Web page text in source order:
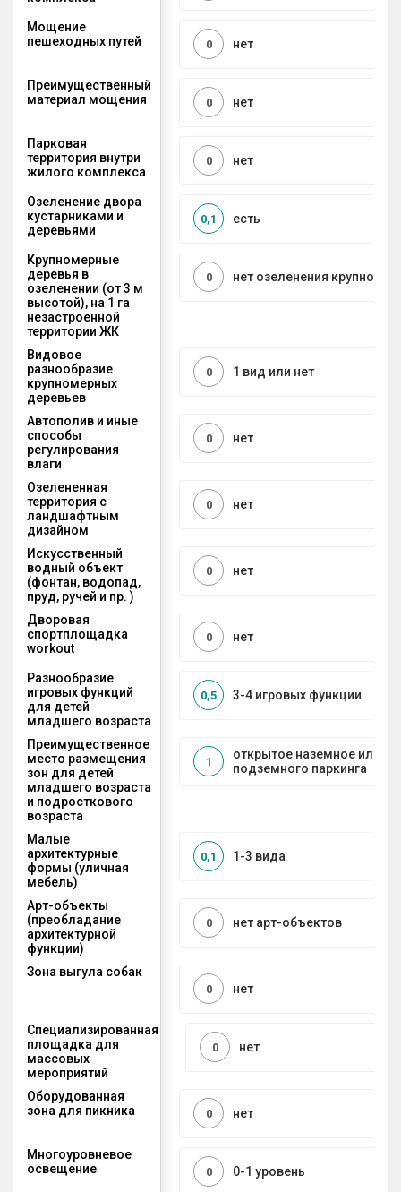
Мощение
пешеходных путей
нет
0
Преимущественный
материал мощения
нет
0
Парковая
территория внутри
жилого комплекса
нет
0
Озеленение двора
кустарниками и
деревьями
есть
0,1
Крупномерные
деревья в
озеленении (от 3 м
высотой), на 1 га
незастроенной
территории ЖК
нет озеленения
0
Видовое
разнообразие
крупномерных
деревьев
1 вид или нет
0
Автополив и иные
способы
регулирования
влаги
нет
0
Озелененная
территория с
ландшафтным
дизайном
нет
0
Искусственный
водный объект
(фонтан, водопад,
пруд, ручей и пр. )
нет
0
Дворовая
спортплощадка
workout
нет
0
Разнообразие
игровых функций
для детей
младшего возраста
3-4 игровых функции
0,5
Преимущественное
место размещения
зон для детей
младшего возраста
и подросткового
возраста
открытое наземное или на
подземного паркинга
1
Малые
архитектурные
формы (уличная
мебель)
1-3 вида
0,1
Арт-объекты
(преобладание
архитектурной
функции)
нет арт-объектов
0
Зона выгула собак
нет
0
Специализированная
площадка для
массовых
мероприятий
нет
0
Оборудованная
зона для пикника
нет
0
Многоуровневое
освещение
0-1 уровень
0